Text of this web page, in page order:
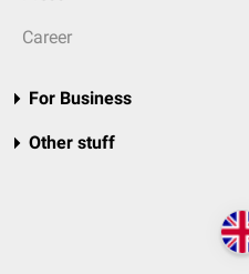
Career
For Business
Other stuff